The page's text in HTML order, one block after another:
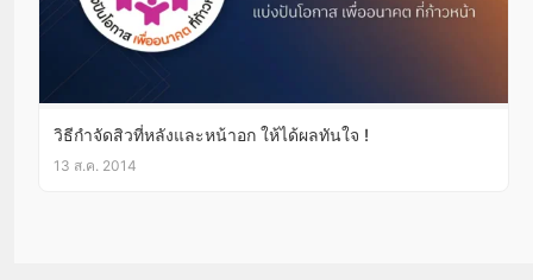
วิธีกำจัดสิวที่หลังและหน้าอก ให้ได้ผลทันใจ !
13 ส.ค. 2014